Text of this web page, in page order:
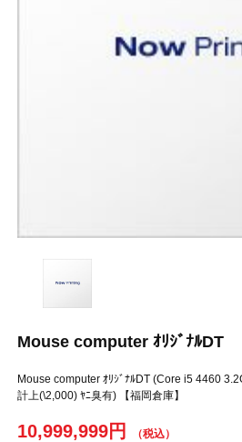
Mouse computer ｵﾘｼﾞﾅﾙDT
Mouse computer ｵﾘｼﾞﾅﾙDT (Core i5 4460
計上(\2,000) ﾔﾆ臭有) 【福岡倉庫】
10,999,999円